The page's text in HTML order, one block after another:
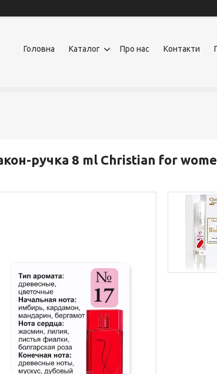
Головна Каталог Про нас Контакти
ручка 8 ml Christian for